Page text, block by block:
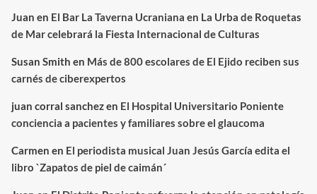
Juan en El Bar La Taverna Ucraniana en La Urba de Roquetas
de Mar celebrará la Fiesta Internacional de Culturas
Susan Smith en Más de 800 escolares de El Ejido reciben sus
carnés de ciberexpertos
juan corral sanchezen El Hospital Universitario Poniente
conciencia a pacientes y familiares sobre el glaucoma
Carmen en El periodista musical Juan Jesús García edita el
libro `Zapatos de piel de caimán´